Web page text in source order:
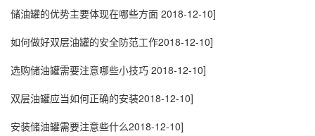
储油罐的优势主要体现在哪些方面 2018-12-10]
如何做好双层油罐的安全防范工作2018-12-10]
选购储油罐需要注意哪些小技巧 2018-12-10]
双层油罐应当如何正确的安装2018-12-10]
安装储油罐需要注意些什么2018-12-10]